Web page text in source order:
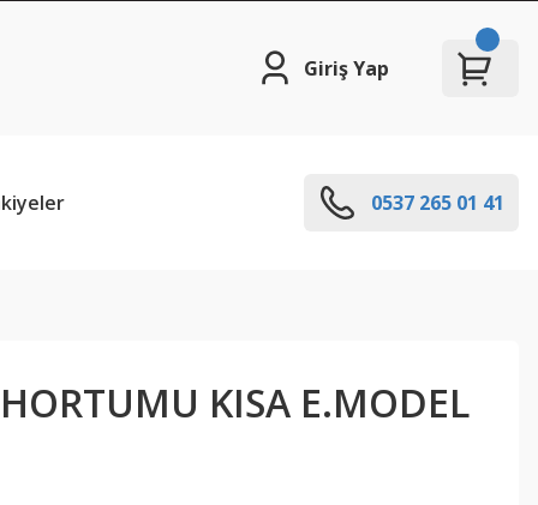
Giriş Yap
0537 265 01 41
KISA E.MODEL